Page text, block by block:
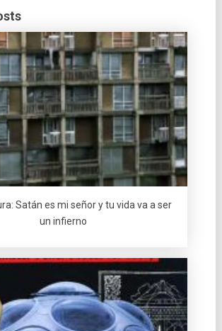
Satán es mi señor y tu vida va a ser
un infierno